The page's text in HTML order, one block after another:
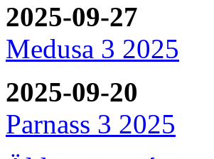
2025-09-27
Medusa 3 2025
2025-09-20
Parnass 3 2025